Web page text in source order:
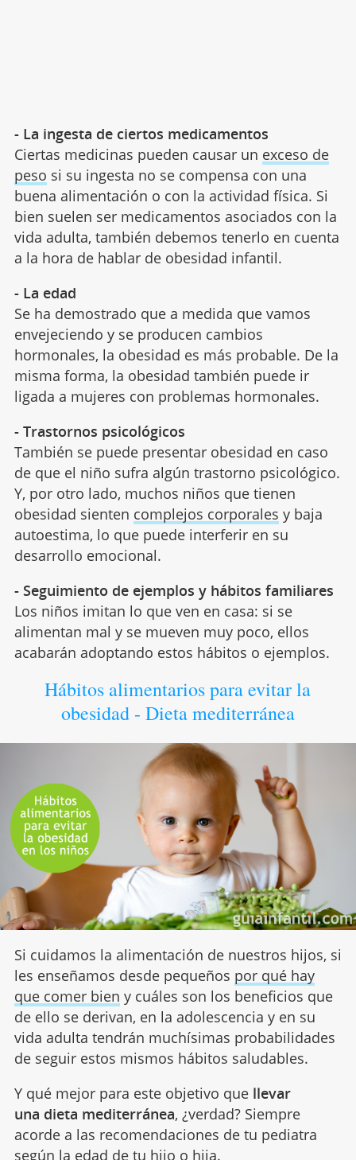
- La ingesta de ciertos medicamentos
Ciertas medicinas pueden causar un exceso de
peso si su ingesta no se compensa con una
buena alimentación o con la actividad física. Si
bien suelen ser medicamentos asociados con la
vida adulta, también debemos tenerlo en cuenta
a la hora de hablar de obesidad infantil.
- La edad
Se ha demostrado que a medida que vamos
envejeciendo y se producen cambios
hormonales, la obesidad es más probable. De la
misma forma, la obesidad también puede ir
ligada a mujeres con problemas hormonales.
- Trastornos psicológicos
También se puede presentar obesidad en caso
de que el niño sufra algún trastorno psicológico.
Y, por otro lado, muchos niños que tienen
obesidad sienten complejos corporales y baja
autoestima, lo que puede interferir en su
desarrollo emocional.
- Seguimiento de ejemplos y hábitos familiares
Los niños imitan lo que ven en casa: si se
alimentan mal y se mueven muy poco, ellos
acabarán adoptando estos hábitos o ejemplos.
Hábitos alimentarios para evitar la
obesidad - Dieta mediterránea
Si cuidamos la alimentación de nuestros hijos, si
les enseñamos desde pequeños por qué hay
que comer bien y cuáles son los beneficios que
de ello se derivan, en la adolescencia y en su
vida adulta tendrán muchísimas probabilidades
de seguir estos mismos hábitos saludables.
Y qué mejor para este objetivo que llevar
una dieta mediterránea, ¿verdad? Siempre
acorde a las recomendaciones de tu pediatra
según la edad de tu hijo o hija.